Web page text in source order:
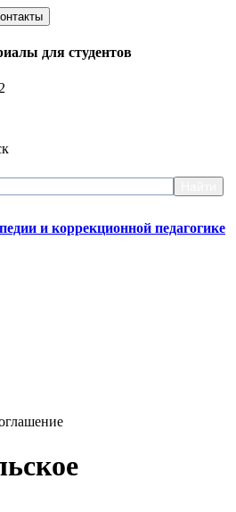
для студентов
и коррекционной педагогике